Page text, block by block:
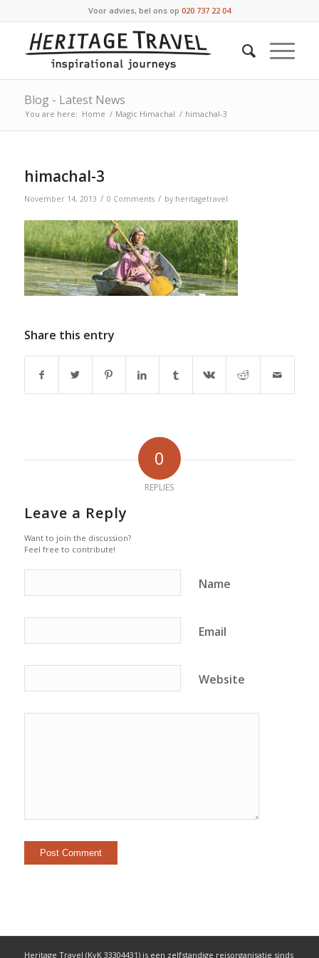
Voor advies, bel ons op 020 737 22 04
Blog - Latest News
You are here: Home / Magic Himachal / himachal-3
himachal-3
November 14, 2013 / 0 Comments / by heritagetravel
Share this entry
0
REPLIES
Leave a Reply
Want to join the discussion?
Feel free to contribute!
Name
Email
Website
Heritage Travel (KvK 33304431) is een zelfstandige reisorganisatie sinds